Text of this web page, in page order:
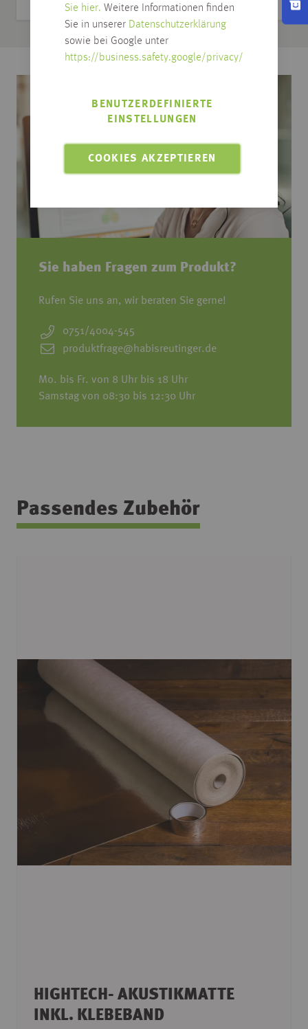
Sie hier. Weitere Informationen finden
Sie in unserer Datenschutzerklärung
sowie bei Google unter
https://business.safety.google/privacy/
COOKIES AKZEPTIEREN
BENUTZERDEFINIERTE
EINSTELLUNGEN
Sie haben Fragen zum Produkt?
Rufen Sie uns an, wir beraten Sie gerne!
0751/4004-545
produktfrage@habisreutinger.de
Mo. bis Fr. von 8 Uhr bis 18 Uhr
Samstag von 08:30 bis 12:30 Uhr
Passendes Zubehör
HIGHTECH- AKUSTIKMATTE
INKL. KLEBEBAND